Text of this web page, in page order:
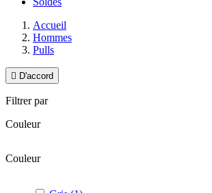
Accueil
Hommes
Pulls
 D'accord
Filtrer par
Couleur
Couleur